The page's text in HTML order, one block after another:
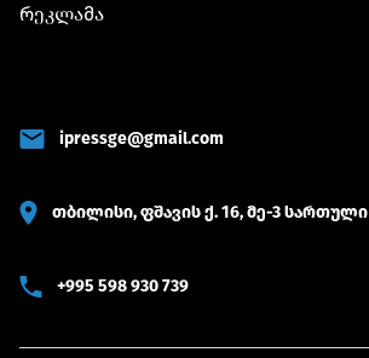
რეკლამა
ipressge@gmail.com
თბილისი, ფშავის ქ. 16, მე-3 სართული
+995 598 930 739